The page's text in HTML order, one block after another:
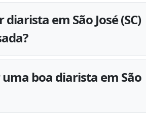
em São José (SC)
boa diarista em São